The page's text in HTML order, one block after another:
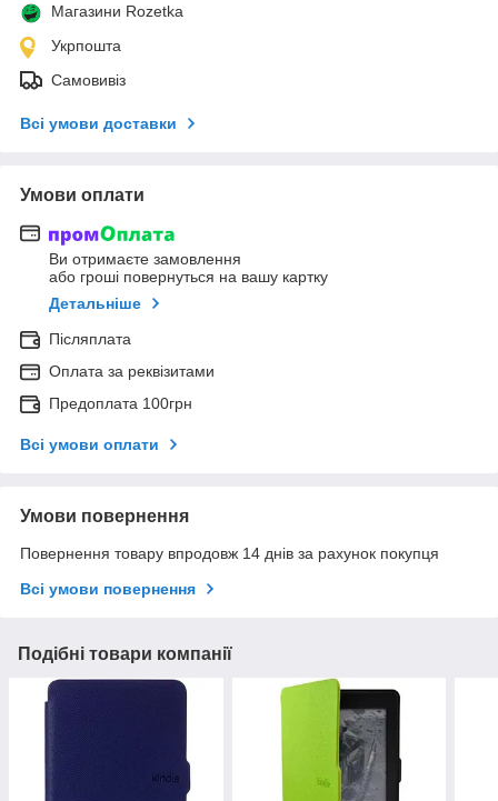
Магазини Rozetka
Укрпошта
Самовивіз
Всі умови доставки
Умови оплати
Ви отримаєте замовлення
або гроші повернуться на вашу картку
Детальніше
Післяплата
Оплата за реквізитами
Предоплата 100грн
Всі умови оплати
Умови повернення
Повернення товару впродовж 14 днів за рахунок покупця
Всі умови повернення
Подібні товари компанії